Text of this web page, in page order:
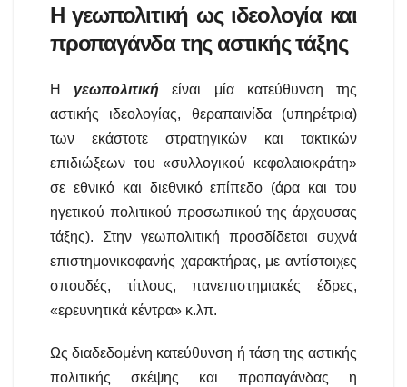
Η γεωπολιτική ως ιδεολογία και
προπαγάνδα της αστικής τάξης
Η γεωπολιτικήείναι μία κατεύθυνση της
αστικής ιδεολογίας, θεραπαινίδα (υπηρέτρια)
των εκάστοτε στρατηγικών και τακτικών
επιδιώξεων του «συλλογικού κεφαλαιοκράτη»
σε εθνικό και διεθνικό επίπεδο (άρα και του
ηγετικού πολιτικού προσωπικού της άρχουσας
τάξης). Στην γεωπολιτική προσδίδεται συχνά
επιστημονικοφανής χαρακτήρας, με αντίστοιχες
σπουδές, τίτλους, πανεπιστημιακές έδρες,
«ερευνητικά κέντρα» κ.λπ.
Ως διαδεδομένη κατεύθυνση ή τάση της αστικής
πολιτικής σκέψης και προπαγάνδας η